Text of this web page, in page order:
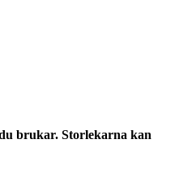
brukar. Storlekarna kan